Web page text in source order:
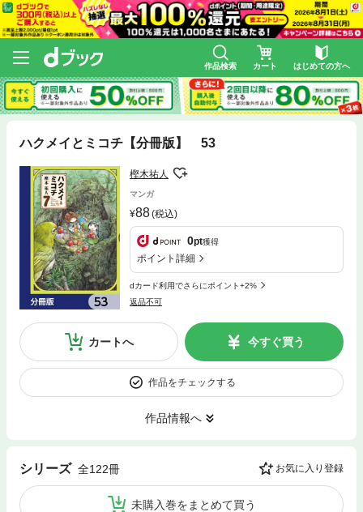
作品検索 カート はじめての方へ
ハクメイとミコチ【分冊版】 53
樫木祐人
マンガ
88(税込)
0pt獲得
ポイント詳細
dカード利用でさらにポイント+2%
返品不可
カートへ 今すぐ買う
作品をチェックする
作品情報へ
シリーズ 全122冊 お気に入り登録
未購入巻をまとめて買う